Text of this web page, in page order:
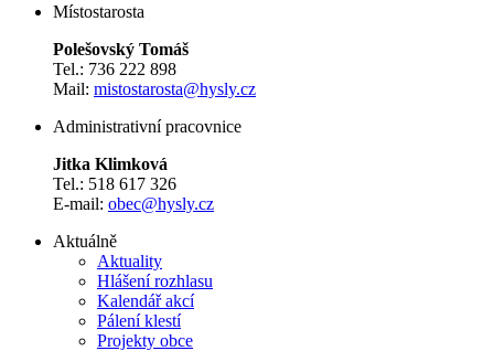
​​​​​​​Místostarosta
Polešovský Tomáš
Tel.: 736 222 898
Mail: mistostarosta@hysly.cz
Administrativní pracovnice
Jitka Klimková
Tel.: 518 617 326
E-mail: obec@hysly.cz
Aktuálně
Aktuality
Hlášení rozhlasu
Kalendář akcí
Pálení klestí
Projekty obce